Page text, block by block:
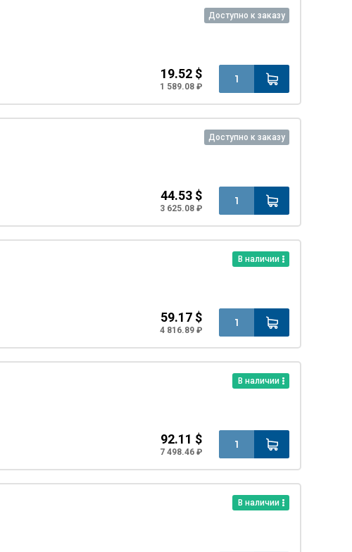
Доступно к заказу
19.52 $
1 589.08 ₽
Доступно к заказу
44.53 $
3 625.08 ₽
В наличии
59.17 $
4 816.89 ₽
В наличии
92.11 $
7 498.46 ₽
В наличии